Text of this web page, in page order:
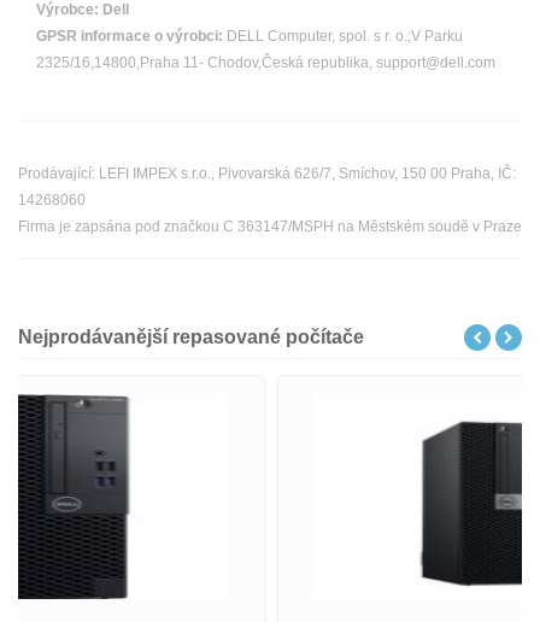
Výrobce: Dell
GPSR informace o výrobci: DELL Computer, spol. s r. o.;V Parku
2325/16,14800,Praha 11- Chodov,Česká republika, support@dell.com
Prodávající: LEFI IMPEX s.r.o., Pivovarská 626/7, Smíchov, 150 00 Praha, IČ:
14268060
Firma je zapsána pod značkou C 363147/MSPH na Městském soudě v Praze
Nejprodávanější repasované počítače